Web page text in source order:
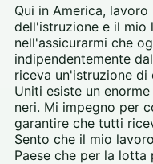
Qui in America,
dell'istruzione e il mio
nell'assicurarmi che
indipendentemente
riceva un'istruzione
Uniti esiste un
neri. Mi impegno per
garantire che tutti
Sento che il mio
Paese che per la lotta